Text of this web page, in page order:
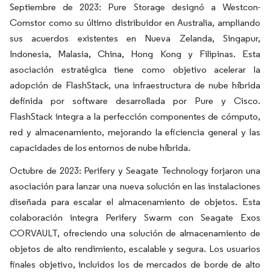
Septiembre de 2023: Pure Storage designó a Westcon-
Comstor como su último distribuidor en Australia, ampliando
sus acuerdos existentes en Nueva Zelanda, Singapur,
Indonesia, Malasia, China, Hong Kong y Filipinas. Esta
asociación estratégica tiene como objetivo acelerar la
adopción de FlashStack, una infraestructura de nube híbrida
definida por software desarrollada por Pure y Cisco.
FlashStack integra a la perfección componentes de cómputo,
red y almacenamiento, mejorando la eficiencia general y las
capacidades de los entornos de nube híbrida.
Octubre de 2023: Perifery y Seagate Technology forjaron una
asociación para lanzar una nueva solución en las instalaciones
diseñada para escalar el almacenamiento de objetos. Esta
colaboración integra Perifery Swarm con Seagate Exos
CORVAULT, ofreciendo una solución de almacenamiento de
objetos de alto rendimiento, escalable y segura. Los usuarios
finales objetivo, incluidos los de mercados de borde de alto